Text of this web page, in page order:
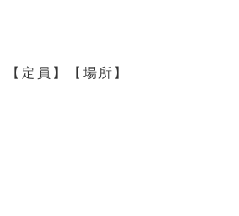
【定員】 【場所】